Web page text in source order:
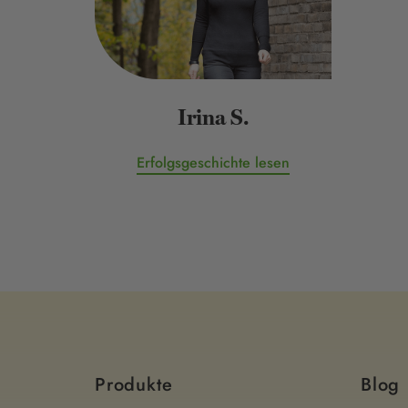
Irina S.
Erfolgsgeschichte lesen
Produkte
Blog